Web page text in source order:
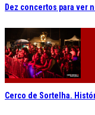
Dez concertos para ver
Cerco de Sortelha.